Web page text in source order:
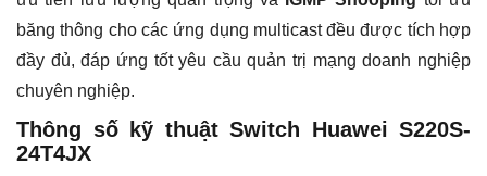
băng thông cho các ứng dụng multicast đều được tích hợp
đầy đủ, đáp ứng tốt yêu cầu quản trị mạng doanh nghiệp
chuyên nghiệp.
Thông số kỹ thuật Switch Huawei S220S-
24T4JX